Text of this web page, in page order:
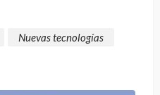
Nuevas tecnologías